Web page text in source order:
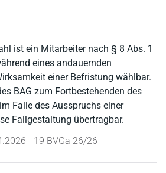
ist ein Mitarbeiter nach § 8 Abs. 1
eines andauernden
einer Befristung wählbar.
BAG zum Fortbestehenden des
Falle des Ausspruchs einer
Fallgestaltung übertragbar.
- 19 BVGa 26/26